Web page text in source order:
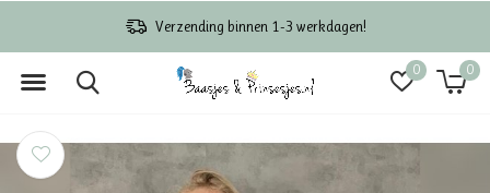
0 0
Verzending binnen 1-3 werkdagen!